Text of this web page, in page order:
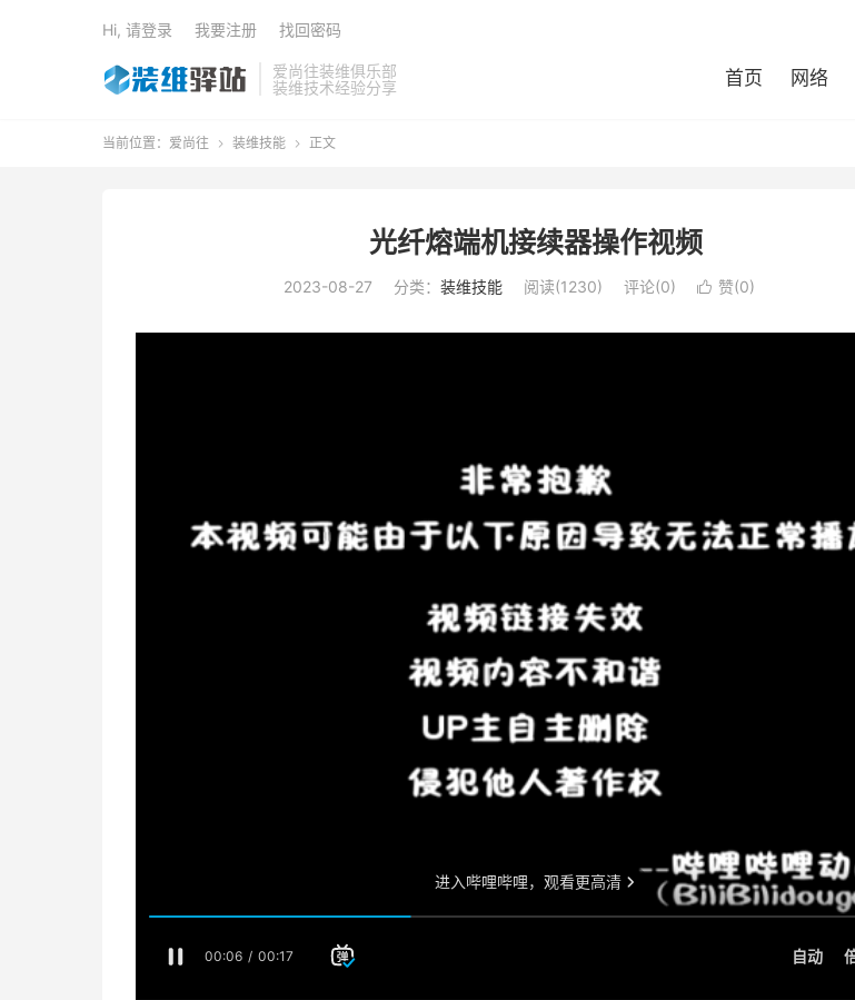
爱尚往装维俱乐部
装维技术经验分享
首页 网络
Hi, 请登录 我要注册 找回密码
当前位置： 爱尚往  装维技能  正文
光纤熔端机接续器操作视频
2023-08-27 分类： 装维技能 阅读(1230) 评论(0)  赞(0)